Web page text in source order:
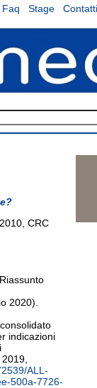
Faq Stage Contatti
CRC
2020).
indicazioni
ALL-
500a-7726-